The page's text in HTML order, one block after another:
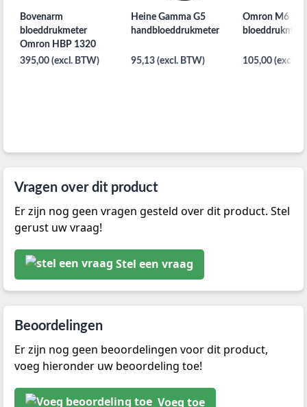
Bovenarm
bloeddrukmeter
Omron HBP 1320
395,00 (excl. BTW)
Heine Gamma G5
handbloeddrukmeter
95,13 (excl. BTW)
Omron M6
105,00 (excl.
Vragen over dit product
Er zijn nog geen vragen gesteld over dit product. Stel
gerust uw vraag!
Stel een vraag
Beoordelingen
Er zijn nog geen beoordelingen voor dit product,
voeg hieronder uw beoordeling toe!
Voeg toe